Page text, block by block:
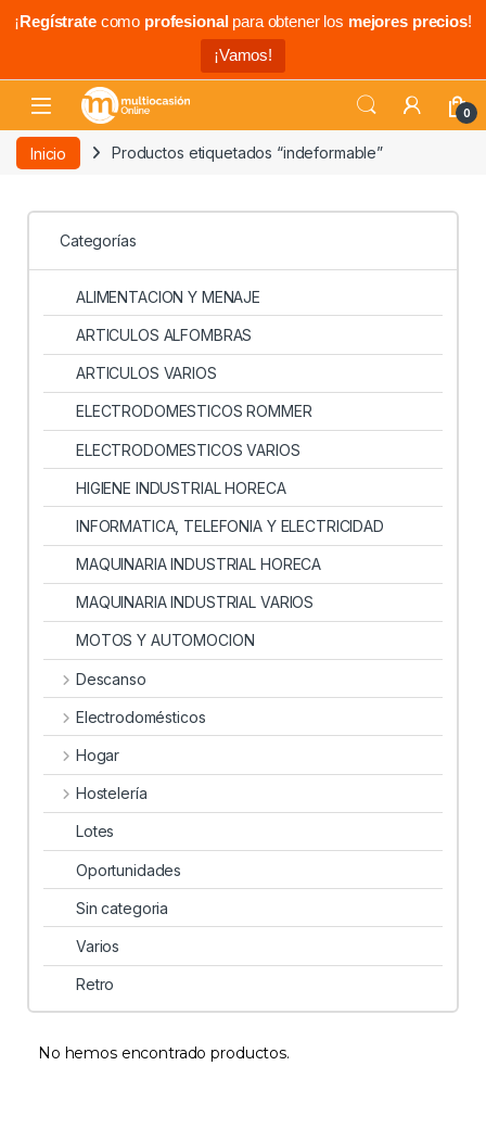
¡Regístratecomo profesionalpara obtener los mejores precios!
¡Vamos!
0
Inicio Productos etiquetados “indeformable”
Categorías
ALIMENTACION Y MENAJE
ARTICULOS ALFOMBRAS
ARTICULOS VARIOS
ELECTRODOMESTICOS ROMMER
ELECTRODOMESTICOS VARIOS
HIGIENE INDUSTRIAL HORECA
INFORMATICA, TELEFONIA Y ELECTRICIDAD
MAQUINARIA INDUSTRIAL HORECA
MAQUINARIA INDUSTRIAL VARIOS
MOTOS Y AUTOMOCION
Descanso
Electrodomésticos
Hogar
Hostelería
Lotes
Oportunidades
Sin categoria
Varios
Retro
No hemos encontrado productos.